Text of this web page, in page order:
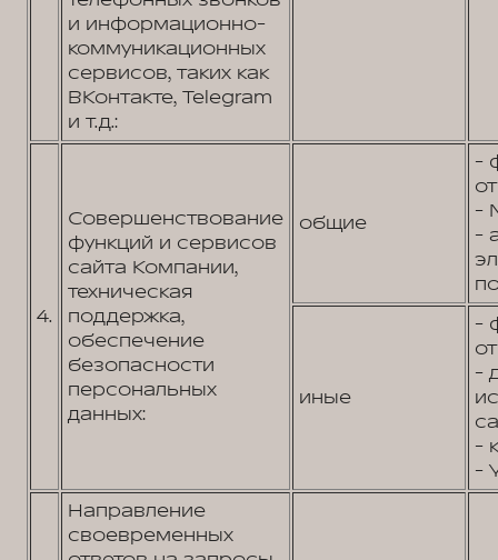
и информационно-
коммуникационных
сервисов, таких как
ВКонтакте, Telegram
и т.д.:
4.
Совершенствование
функций и сервисов
сайта Компании,
техническая
поддержка,
обеспечение
безопасности
персональных
данных:
общие
-
-
-
иные
-
-
-
-
Направление
своевременных